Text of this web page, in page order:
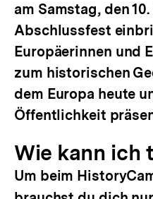
am Samstag, den
Abschlussfest
Europäerinnen und
zum historischen
dem Europa heute
Öffentlichkeit
Wie kann ich
Um beim